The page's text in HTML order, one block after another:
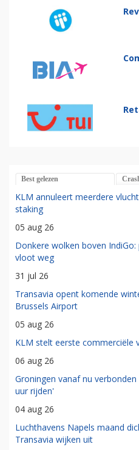
Best gelezen
KLM annuleert meerdere
staking
05 aug 26
Donkere wolken boven
vloot weg
31 jul 26
Transavia opent komende
Brussels Airport
05 aug 26
KLM stelt eerste commerciële
06 aug 26
Groningen vanaf nu
uur rijden'
04 aug 26
Luchthavens Napels maand
Transavia wijken uit